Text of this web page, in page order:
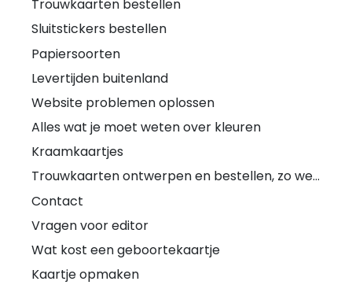
Trouwkaarten bestellen
Sluitstickers bestellen
Papiersoorten
Levertijden buitenland
Website problemen oplossen
Alles wat je moet weten over kleuren
Kraamkaartjes
Trouwkaarten ontwerpen en bestellen, zo werkt het
Contact
Vragen voor editor
Wat kost een geboortekaartje
Kaartje opmaken